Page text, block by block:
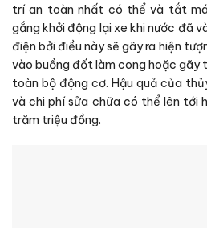
trí an toàn nhất có thể và tắt
gắng khởi động lại xe khi nước đã
điện bởi điều này sẽ gây ra hiện
vào buồng đốt làm cong hoặc gãy
toàn bộ động cơ. Hậu quả của
và chi phí sửa chữa có thể lên tới
trăm triệu đồng.